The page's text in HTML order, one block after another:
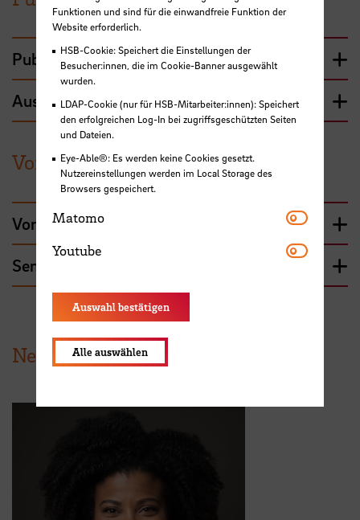
Publikationen
Ausgewählte Medienbeiträge
Vorträge und Seminarleitungen
Vorträge
Seminarleitungen
News aus der HSB
Funktionen und sind für die einwandfreie Funktion der
Website erforderlich.
HSB-Cookie: Speichert die Einstellungen der
Besucher:innen, die im Cookie-Banner ausgewählt
wurden.
LDAP-Cookie (nur für HSB-Mitarbeiter:innen): Speichert
den erfolgreichen Log-In bei zugriffsgeschützten Seiten
und Dateien.
Eye-Able®: Es werden keine Cookies gesetzt.
Nutzereinstellungen werden im Local Storage des
Browsers gespeichert.
Matomo Matomo
Youtube Youtube
Auswahl bestätigen
Alle auswählen